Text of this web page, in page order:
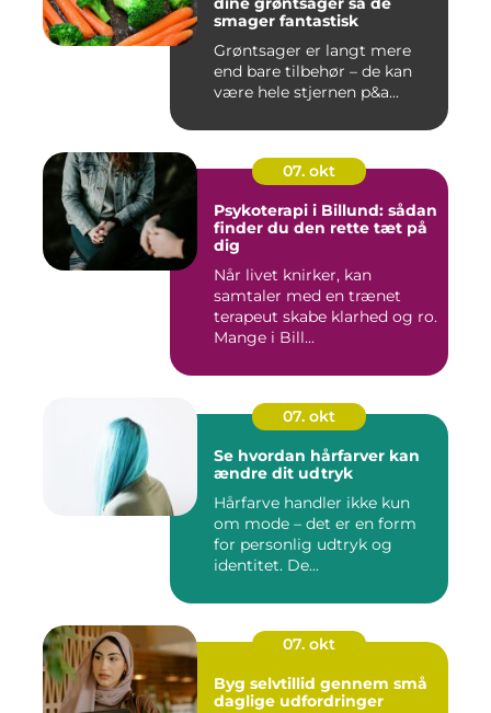
smager fantastisk
Grøntsager er langt mere
end bare tilbehør – de kan
være hele stjernen p&a...
07. okt
Psykoterapi i Billund: sådan
finder du den rette tæt på
dig
Når livet knirker, kan
samtaler med en trænet
terapeut skabe klarhed og ro.
Mange i Bill...
07. okt
Se hvordan hårfarver kan
ændre dit udtryk
Hårfarve handler ikke kun
om mode – det er en form
for personlig udtryk og
identitet. De...
07. okt
Byg selvtillid gennem små
daglige udfordringer